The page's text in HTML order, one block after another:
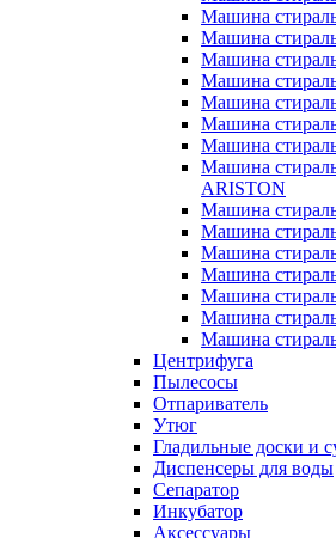
Машина
Машина
Машина
Машина
Машина
Машина
Машина
Машина
ARISTON
Машина
Машина
Машина
Машина
Машина
Машина
Машина
Центрифуга
Пылесосы
Отпариватель
Утюг
Гладильные доски и
Диспенсеры для воды
Сепаратор
Инкубатор
Аксессуары